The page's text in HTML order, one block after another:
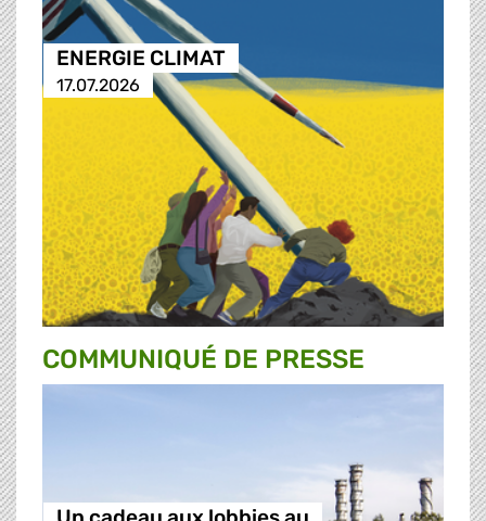
ENERGIE CLIMAT
17.07.2026
COMMUNIQUÉ DE PRESSE